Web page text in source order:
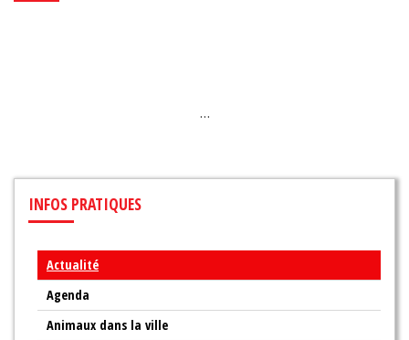
…
INFOS PRATIQUES
Actualité
Agenda
Animaux dans la ville